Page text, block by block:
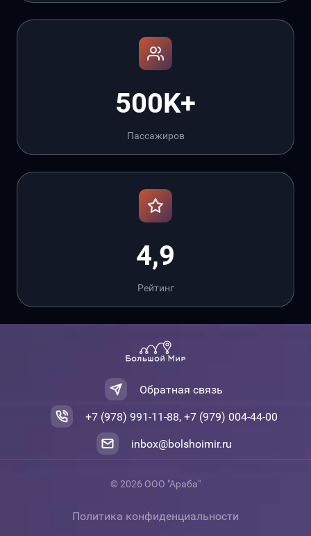
500K+
Пассажиров
4,9
Рейтинг
Обратная связь
+7 (978) 991-11-88, +7 (979) 004-44-00
inbox@bolshoimir.ru
© 2026 ООО "Араба"
Политика конфиденциальности